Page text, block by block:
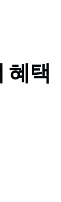
혜택